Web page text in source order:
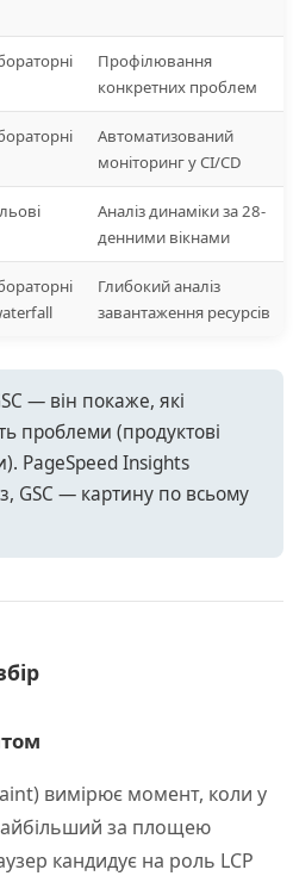
Профілювання
конкретних проблем
Автоматизований
моніторинг у CI/CD
Аналіз динаміки за 28-
денними вікнами
Глибокий аналіз
завантаження ресурсів
— він покаже, які
проблеми (продуктові
PageSpeed Insights
GSC — картину по всьому
вимірює момент, коли у
за площею
кандидує на роль LCP